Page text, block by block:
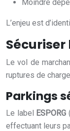
Moindre
L’enjeu est
Le vol de
ruptures de
Parkings
Le label ESPORG
effectuant leurs